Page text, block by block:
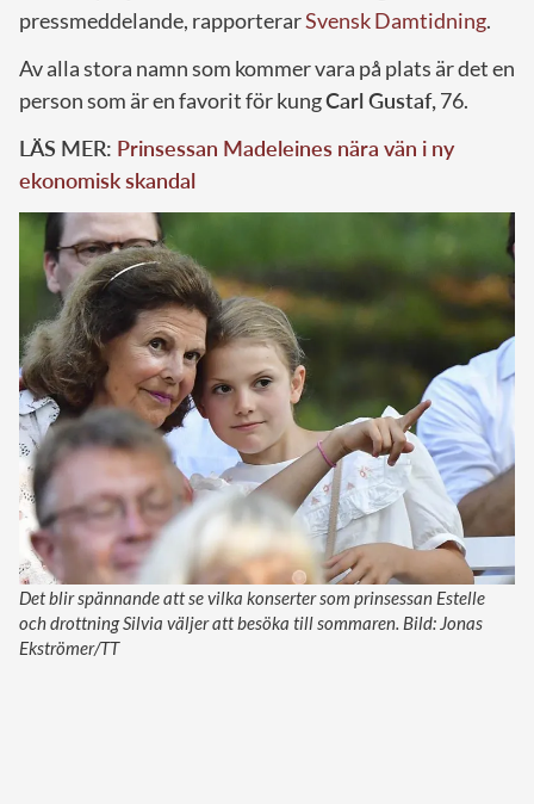
pressmeddelande, rapporterarSvensk Damtidning.
Av alla stora namn som kommer vara på plats är det en
person som är en favorit för kungCarl Gustaf, 76.
LÄS MER: Prinsessan Madeleines nära vän i ny
ekonomisk skandal
Det blir spännande att se vilka konserter som prinsessan Estelle
och drottning Silvia väljer att besöka till sommaren. Bild: Jonas
Ekströmer/TT